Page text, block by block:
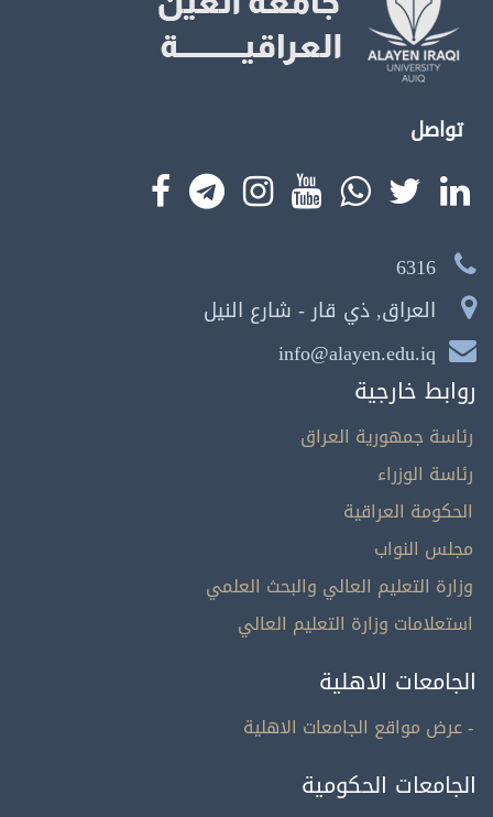
تواصل
6316
العراق, ذي قار - شارع النيل
info@alayen.edu.iq
روابط خارجية
رئاسة جمهورية العراق
رئاسة الوزراء
الحكومة العراقية
مجلس النواب
وزارة التعليم العالي والبحث العلمي
استعلامات وزارة التعليم العالي
الجامعات الاهلية
- عرض مواقع الجامعات الاهلية
الجامعات الحكومية